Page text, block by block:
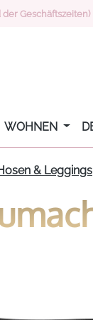
Geschäftszeiten)
WOHNEN
& Leggings